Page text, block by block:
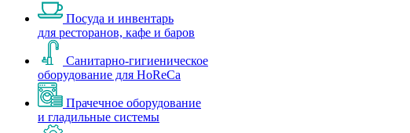
Посуда и инвентарь
для ресторанов, кафе и баров
Санитарно-гигиеническое
оборудование для HoReCa
Прачечное оборудование
и гладильные системы